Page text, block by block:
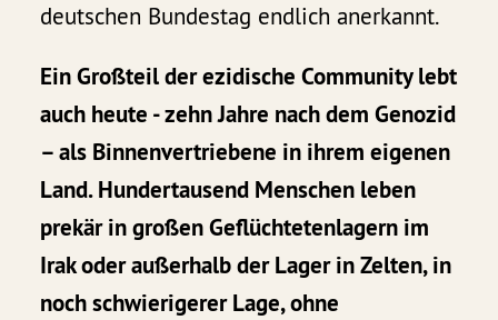
deutschen Bundestag endlich anerkannt.
Ein Großteil der ezidische Community lebt
auch heute - zehn Jahre nach dem Genozid
– als Binnenvertriebene in ihrem eigenen
Land. Hundertausend Menschen leben
prekär in großen Geflüchtetenlagern im
Irak oder außerhalb der Lager in Zelten, in
noch schwierigerer Lage, ohne